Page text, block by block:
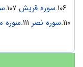
۱۰۶. سوره قریش ۱۰۷.
۱۱۰. سوره نصر سوره